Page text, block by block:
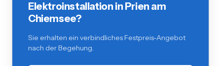
Elektroinstallation in Prien am
Chiemsee?
Sie erhalten ein verbindliches Festpreis-Angebot
nach der Begehung.